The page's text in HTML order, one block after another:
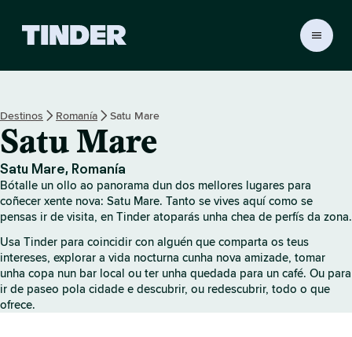
r
H
o
e
Destinos Romanía Satu Mare
Satu Mare
Satu Mare, Romanía
Bótalle un ollo ao panorama dun dos mellores lugares para
coñecer xente nova: Satu Mare. Tanto se vives aquí como se
pensas ir de visita, en Tinder atoparás unha chea de perfís da zona.
Usa Tinder para coincidir con alguén que comparta os teus
intereses, explorar a vida nocturna cunha nova amizade, tomar
unha copa nun bar local ou ter unha quedada para un café. Ou para
ir de paseo pola cidade e descubrir, ou redescubrir, todo o que
ofrece.